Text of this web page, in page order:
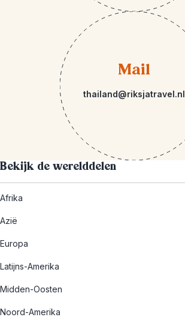
Mail
thailand@riksjatravel.nl
Bekijk de werelddelen
Afrika
Azië
Europa
Latijns-Amerika
Midden-Oosten
Noord-Amerika